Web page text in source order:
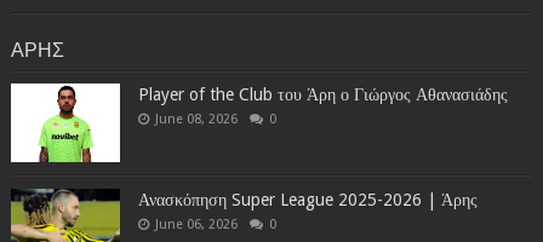
ΑΡΗΣ
Player of the Club του Άρη ο Γιώργος Αθανασιάδης
June 08, 2026 0
Ανασκόπηση Super League 2025-2026 | Άρης
June 06, 2026 0